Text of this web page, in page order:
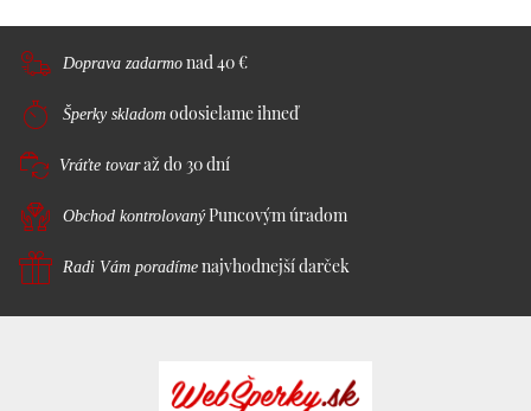
Doprava zadarmo nad 40 €
Šperky skladom odosielame ihneď
Vráťte tovaraž do 30 dní
Obchod kontrolovanýPuncovým úradom
Radi Vám poradíme najvhodnejší darček